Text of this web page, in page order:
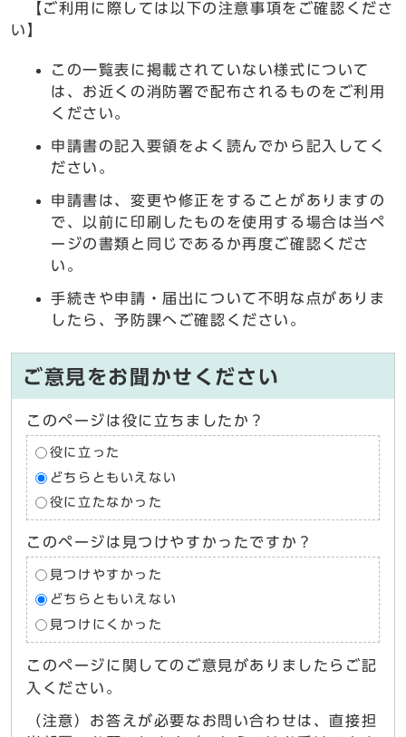
【ご利用に際しては以下の注意事項をご確認くださ
い】
この一覧表に掲載されていない様式について
は、お近くの消防署で配布されるものをご利用
ください。
申請書の記入要領をよく読んでから記入してく
ださい。
申請書は、変更や修正をすることがありますの
で、以前に印刷したものを使用する場合は当ペ
ージの書類と同じであるか再度ご確認くださ
い。
手続きや申請・届出について不明な点がありま
したら、予防課へご確認ください。
ご意見をお聞かせください
このページは役に立ちましたか？
役に立った
どちらともいえない
役に立たなかった
このページは見つけやすかったですか？
見つけやすかった
どちらともいえない
見つけにくかった
このページに関してのご意見がありましたらご記
入ください。
（注意）お答えが必要なお問い合わせは、直接担